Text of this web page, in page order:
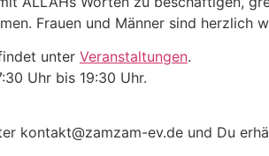
Frauen und Männer sind herzlich
unter Veranstaltungen.
Uhr bis 19:30 Uhr.
kontakt@zamzam-ev.de und Du